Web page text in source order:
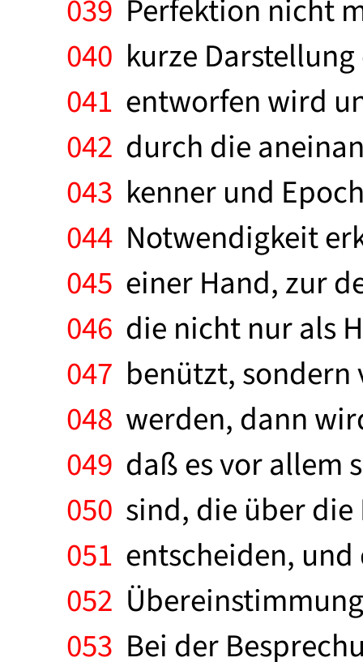
039 Perfektion nicht
040 kurze
041 entworfen wird
042 durch die
043 kenner und
044 Notwendigkeit
045 einer Hand, zur
046 die nicht nur als
047 benützt, sondern
048 werden, dann
049 daß es vor allem
050 sind, die über
051 entscheiden,
052
053 Bei der